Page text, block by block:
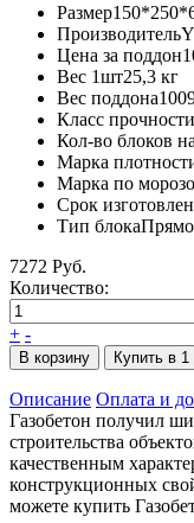
Размер
Производитель
Цена за поддон
Вес 1шт25,3 кг
Вес поддона
Класс прочности
Кол-во блоков
Марка
Марка по
Срок
Тип блока
7272 Руб.
Количество:
+ -
В корзину Купить в 1
Описание Оплата и
Газобетон получил
строительства
качественным
конструкционных
можете купить